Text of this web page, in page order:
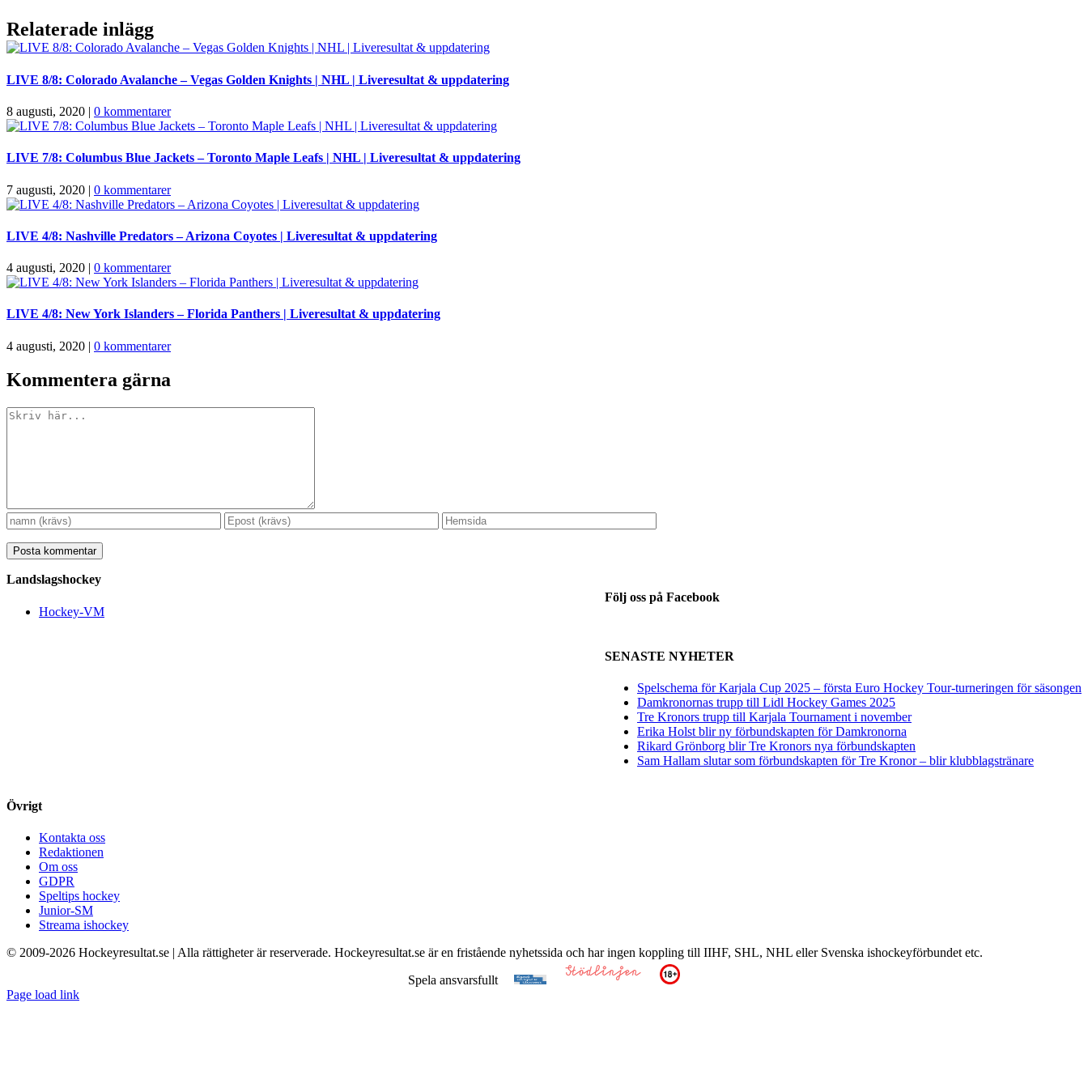
Relaterade inlägg
LIVE 8/8: Colorado Avalanche – Vegas Golden Knights | NHL | Liveresultat & uppdatering
8 augusti, 2020 | 0 kommentarer
LIVE 7/8: Columbus Blue Jackets – Toronto Maple Leafs | NHL | Liveresultat & uppdatering
7 augusti, 2020 | 0 kommentarer
LIVE 4/8: Nashville Predators – Arizona Coyotes | Liveresultat & uppdatering
4 augusti, 2020 | 0 kommentarer
LIVE 4/8: New York Islanders – Florida Panthers | Liveresultat & uppdatering
4 augusti, 2020 | 0 kommentarer
Kommentera gärna
Kommentar
Följ oss på Facebook
SENASTE NYHETER
Spelschema för Karjala Cup 2025 – första Euro Hockey Tour-turneringen för säsongen
Damkronornas trupp till Lidl Hockey Games 2025
Tre Kronors trupp till Karjala Tournament i november
Erika Holst blir ny förbundskapten för Damkronorna
Rikard Grönborg blir Tre Kronors nya förbundskapten
Sam Hallam slutar som förbundskapten för Tre Kronor – blir klubblagstränare
Landslagshockey
Hockey-VM
Övrigt
Kontakta oss
Redaktionen
Om oss
GDPR
Speltips hockey
Junior-SM
Streama ishockey
© 2009-2026 Hockeyresultat.se | Alla rättigheter är reserverade. Hockeyresultat.se är en fristående nyhetssida och har ingen koppling till IIHF, SHL, NHL eller Svenska ishockeyförbundet etc.
Spela ansvarsfullt
Page load link